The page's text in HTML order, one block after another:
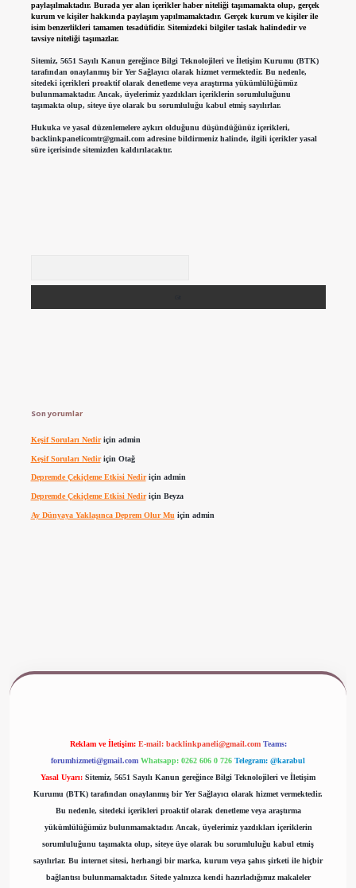
paylaşılmaktadır. Burada yer alan içerikler haber niteliği taşımamakta olup, gerçek
kurum ve kişiler hakkında paylaşım yapılmamaktadır. Gerçek kurum ve kişiler ile
isim benzerlikleri tamamen tesadüfidir. Sitemizdeki bilgiler taslak halindedir ve
tavsiye niteliği taşımazlar.
Sitemiz, 5651 Sayılı Kanun gereğince Bilgi Teknolojileri ve İletişim Kurumu (BTK)
tarafından onaylanmış bir Yer Sağlayıcı olarak hizmet vermektedir. Bu nedenle,
sitedeki içerikleri proaktif olarak denetleme veya araştırma yükümlülüğümüz
bulunmamaktadır. Ancak, üyelerimiz yazdıkları içeriklerin sorumluluğunu
taşımakta olup, siteye üye olarak bu sorumluluğu kabul etmiş sayılırlar.
Hukuka ve yasal düzenlemelere aykırı olduğunu düşündüğünüz içerikleri,
backlinkpanelicomtr@gmail.comadresine bildirmeniz halinde, ilgili içerikler yasal
süre içerisinde sitemizden kaldırılacaktır.
Son yorumlar
Keşif Soruları Nediriçin admin
Keşif Soruları Nediriçin Otağ
Depremde Çekiçleme Etkisi Nediriçin admin
Depremde Çekiçleme Etkisi Nediriçin Beyza
Ay Dünyaya Yaklaşınca Deprem Olur Mu için admin
Reklam ve İletişim: E-mail: backlinkpaneli@gmail.com Teams:
forumhizmeti@gmail.com Whatsapp: 0262 606 0 726 Telegram: @karabul
Yasal Uyarı: Sitemiz, 5651 Sayılı Kanun gereğince Bilgi Teknolojileri ve İletişim
Kurumu (BTK) tarafından onaylanmış bir Yer Sağlayıcı olarak hizmet vermektedir.
Bu nedenle, sitedeki içerikleri proaktif olarak denetleme veya araştırma
yükümlülüğümüz bulunmamaktadır. Ancak, üyelerimiz yazdıkları içeriklerin
sorumluluğunu taşımakta olup, siteye üye olarak bu sorumluluğu kabul etmiş
sayılırlar. Bu internet sitesi, herhangi bir marka, kurum veya şahıs şirketi ile hiçbir
bağlantısı bulunmamaktadır. Sitede yalnızca kendi hazırladığımız makaleler